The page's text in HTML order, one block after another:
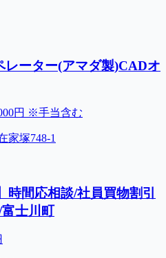
レーター(アマダ製)CADオ
円 ※手当含む
家塚748-1
時間応相談/社員買物割引
士川町